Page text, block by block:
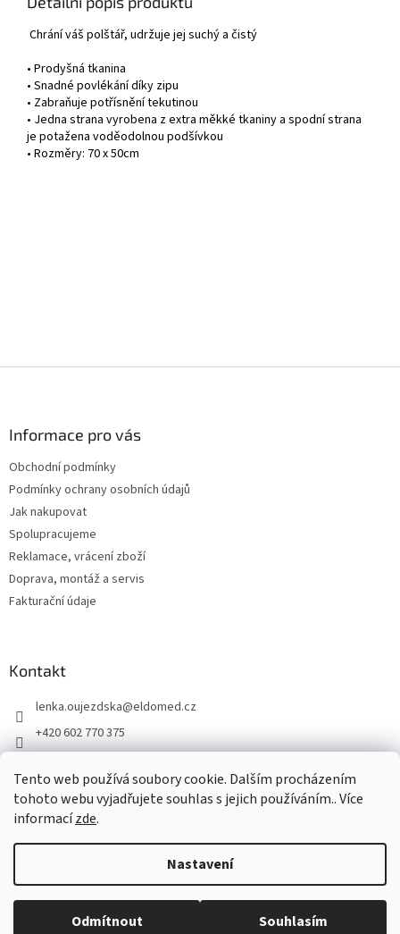
Tento web používá soubory cookie. Dalším procházením
tohoto webu vyjadřujete souhlas s jejich používáním.. Více
informacízde.
Nastavení
Odmítnout Souhlasím
Chrání váš polštář, udržuje jej suchý a čistý
• Prodyšná tkanina
• Snadné povlékání díky zipu
• Zabraňuje potřísnění tekutinou
• Jedna strana vyrobena z extra měkké tkaniny a spodní strana
je potažena voděodolnou podšívkou
• Rozměry: 70 x 50cm
Informace pro vás
Obchodní podmínky
Podmínky ochrany osobních údajů
Jak nakupovat
Spolupracujeme
Reklamace, vrácení zboží
Doprava, montáž a servis
Fakturační údaje
Kontakt
lenka.oujezdska@eldomed.cz
+420 602 770 375
eldomed.cz
Copyright 2026Eldomed.cz. Všechna práva vyhrazena.Upravit